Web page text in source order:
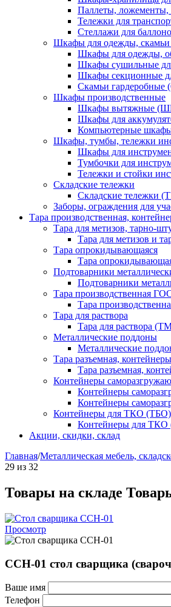
Паллеты,
Тележки для
Стеллажи для
Шкафы для одежды, скамьи
Шкафы для одежды,
Шкафы сушильные
Шкафы секционные
Скамьи гардеробные
Шкафы производственные
Шкафы вытяжные
Шкафы для
Компьютерные
Шкафы, тумбы, тележки
Шкафы для
Тумбочки для
Тележки и стойки
Складские тележки
Складские тележки
Заборы, ограждения для
Тара производственная,
Тара для метизов, тарно-
Тара для метизов и
Тара опрокидывающаяся
Тара
Подтоварники
Подтоварники
Тара производственная
Тара
Тара для раствора
Тара для раствора
Металлические поддоны
Металлические
Тара разъемная,
Тара разъемная,
Контейнеры
Контейнеры
Контейнеры
Контейнеры для ТКО (ТБО)
Контейнеры для
Акции, скидки, склад
Главная/Металлическая мебель,
29 из 32
Товары на складе
Просмотр
ССН-01 стол сварщика
Ваше имя
Телефон